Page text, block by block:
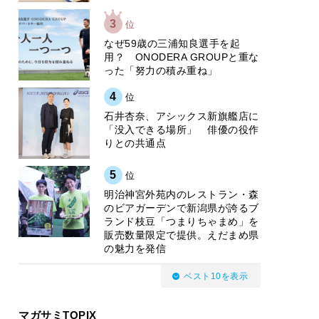
3 位
なぜ59歳の三浦知良選手を起
用？ ONODERA GROUPと重な
った「努力の積み重ね」
4 位
石井杏奈、アシックス新旗艦店に
「没入できる場所」 俳優の役作
りとの共通点
5 位
明治神宮外苑内のレストラン・森
のビアガーデンで新潟県が誇るブ
ランド枝豆「つまりちゃまめ」を
販売数量限定で提供。えだまめ県
の魅力を発信
ベスト10を表示
マガサミTOPIX